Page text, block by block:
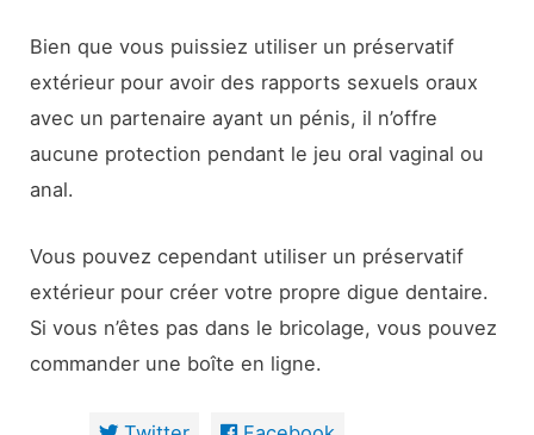
Bien que vous puissiez utiliser un préservatif
extérieur pour avoir des rapports sexuels oraux
avec un partenaire ayant un pénis, il n’offre
aucune protection pendant le jeu oral vaginal ou
anal.
Vous pouvez cependant utiliser un préservatif
extérieur pour créer votre propre digue dentaire.
Si vous n’êtes pas dans le bricolage, vous pouvez
commander une boîte en ligne.